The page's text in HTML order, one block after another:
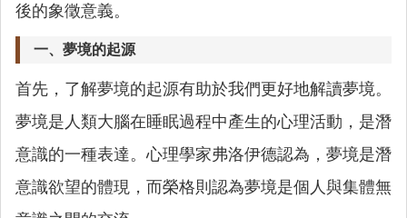
後的象徵意義。
一、夢境的起源
首先，了解夢境的起源有助於我們更好地解讀夢境。
夢境是人類大腦在睡眠過程中產生的心理活動，是潛
意識的一種表達。心理學家弗洛伊德認為，夢境是潛
意識欲望的體現，而榮格則認為夢境是個人與集體無